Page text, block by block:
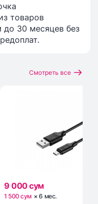
товаров
30 месяцев без
Смотреть все
9 000 сум
1 500 сум ×6 мес.